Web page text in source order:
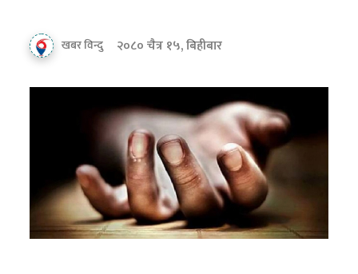
खबर विन्दु २०८० चैत्र १५, बिहीबार